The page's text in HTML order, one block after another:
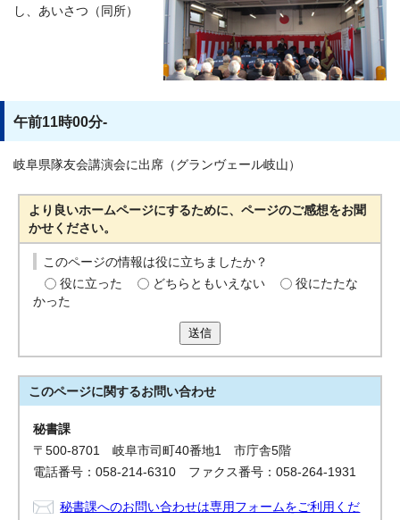
し、あいさつ（同所）
午前11時00分-
岐阜県隊友会講演会に出席（グランヴェール岐山）
より良いホームページにするために、ページのご感想をお聞
かせください。
このページの情報は役に立ちましたか？
役に立った
どちらともいえない
役にたたな
かった
送信
このページに関するお問い合わせ
秘書課
〒500-8701 岐阜市司町40番地1 市庁舎5階
電話番号：058-214-6310 ファクス番号：058-264-1931
秘書課へのお問い合わせは専用フォームをご利用くだ